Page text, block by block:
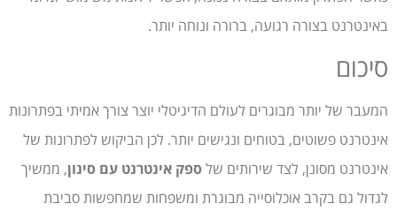
באינטרנט בצורה רגועה, ברורה ונוחה יותר.
סיכום
המעבר של יותר מבוגרים לעולם הדיגיטלי יוצר צורך אמיתי בפתרונות
אינטרנט פשוטים, בטוחים ונגישים יותר. לכן הביקוש לפתרונות של
אינטרנט מסונן, לצד שירותים של ספק אינטרנט עם סינון, ממשיך
לגדול גם בקרב אוכלוסייה מבוגרת ומשפחות שמחפשות סביבת